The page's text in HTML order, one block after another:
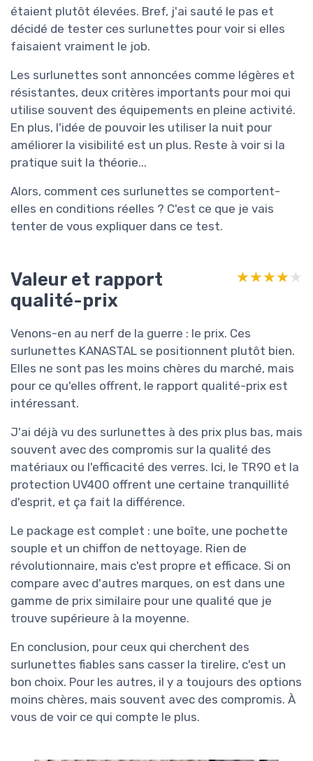
étaient plutôt élevées. Bref, j'ai sauté le pas et
décidé de tester ces surlunettes pour voir si elles
faisaient vraiment le job.
Les surlunettes sont annoncées comme légères et
résistantes, deux critères importants pour moi qui
utilise souvent des équipements en pleine activité.
En plus, l'idée de pouvoir les utiliser la nuit pour
améliorer la visibilité est un plus. Reste à voir si la
pratique suit la théorie...
Alors, comment ces surlunettes se comportent-
elles en conditions réelles ? C'est ce que je vais
tenter de vous expliquer dans ce test.
Valeur et rapport
qualité-prix
★★★★★
★★★★★
Venons-en au nerf de la guerre : le prix. Ces
surlunettes KANASTAL se positionnent plutôt bien.
Elles ne sont pas les moins chères du marché, mais
pour ce qu'elles offrent, le rapport qualité-prix est
intéressant.
J'ai déjà vu des surlunettes à des prix plus bas, mais
souvent avec des compromis sur la qualité des
matériaux ou l'efficacité des verres. Ici, le TR90 et la
protection UV400 offrent une certaine tranquillité
d'esprit, et ça fait la différence.
Le package est complet : une boîte, une pochette
souple et un chiffon de nettoyage. Rien de
révolutionnaire, mais c'est propre et efficace. Si on
compare avec d'autres marques, on est dans une
gamme de prix similaire pour une qualité que je
trouve supérieure à la moyenne.
En conclusion, pour ceux qui cherchent des
surlunettes fiables sans casser la tirelire, c'est un
bon choix. Pour les autres, il y a toujours des options
moins chères, mais souvent avec des compromis. À
vous de voir ce qui compte le plus.